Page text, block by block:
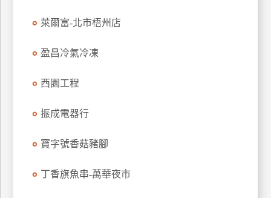
萊爾富-北市梧州店
盈昌冷氣冷凍
西園工程
振成電器行
寶字號香菇豬腳
丁香旗魚串-萬華夜市